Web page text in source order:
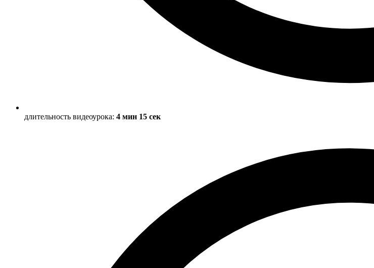
длительность видеоурока: 4 мин 15 сек